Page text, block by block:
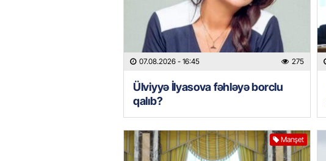
07.08.2026 - 16:45 275
Ülviyyə İlyasova fəhləyə borclu
qalıb?
Manşet